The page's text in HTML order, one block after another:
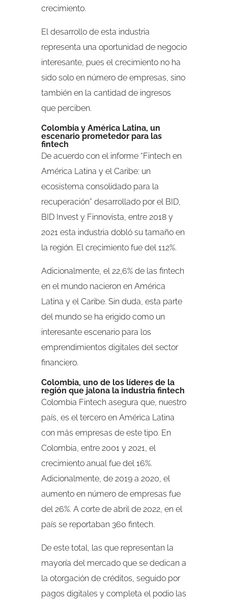
crecimiento.
El desarrollo de esta industria
representa una oportunidad de negocio
interesante, pues el crecimiento no ha
sido solo en número de empresas, sino
también en la cantidad de ingresos
que perciben.
Colombia y América Latina, un
escenario prometedor para las
fintech
De acuerdo con el informe “Fintech en
América Latina y el Caribe: un
ecosistema consolidado para la
recuperación” desarrollado por el BID,
BID Invest y Finnovista, entre 2018 y
2021 esta industria dobló su tamaño en
la región. El crecimiento fue del 112%.
Adicionalmente, el 22,6% de las fintech
en el mundo nacieron en América
Latina y el Caribe. Sin duda, esta parte
del mundo se ha erigido como un
interesante escenario para los
emprendimientos digitales del sector
financiero.
Colombia, uno de los líderes de la
región que jalona la industria fintech
Colombia Fintech asegura que, nuestro
país, es el tercero en América Latina
con más empresas de este tipo. En
Colombia, entre 2001 y 2021, el
crecimiento anual fue del 16%.
Adicionalmente, de 2019 a 2020, el
aumento en número de empresas fue
del 26%. A corte de abril de 2022, en el
país se reportaban 360 fintech.
De este total, las que representan la
mayoría del mercado que se dedican a
la otorgación de créditos, seguido por
pagos digitales y completa el podio las